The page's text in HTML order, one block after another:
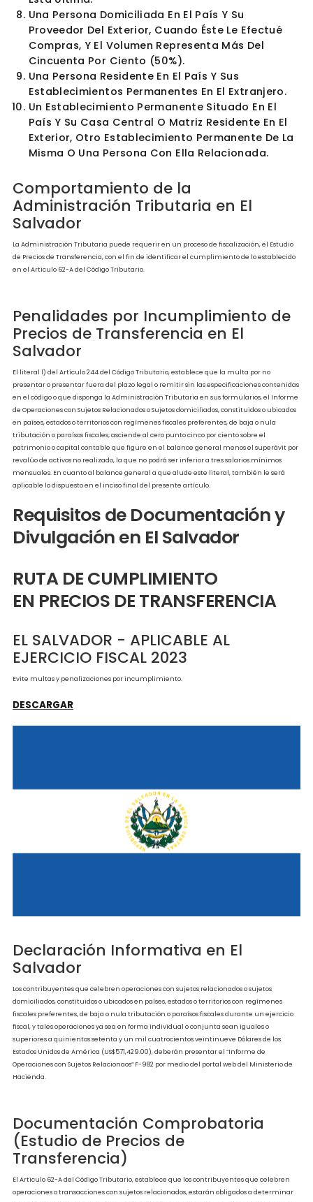
Contrato De Asociación En Participación,
Cuando Alguno De Los Contratantes O
Asociados Participe Directa O Indirectamente
Más Del 25% Por Ciento En El Resultado O
Utilidad Del Contrato O De Las Actividades
Derivadas De La Asociación.
Una Persona Domiciliada En El País Y Un
Distribuidor O Ente Exclusivo De La Misma
Residente En El Extranjero.
El País De Una Entidad Domiciliada En El
Ésta Última.
Una Persona Domiciliada En El País Y Su
Proveedor Del Exterior, Cuando Éste Le Efectué
Compras, Y El Volumen Representa Más Del
Cincuenta Por Ciento (50%).
Establecimientos Permanentes En El
Un Establecimiento Permanente Situado En El
País Y Su Casa Central O Matriz Residente En
Exterior, Otro Establecimiento Permanente De
Misma O Una Persona Con Ella Relacionada.
Comportamiento de la
Administración Tributaria en El
Salvador
en el Articulo 62-A del Código Tributario.
Precios de Transferencia en El
Salvador
presentar o presentar fuera del plazo legal o remitir sin las especificaciones
en el código o que disponga la Administración Tributaria en sus formularios, el
de Operaciones con Sujetos Relacionados o Sujetos domiciliados, constituidos o
en países, estados o territorios con regímenes fiscales preferentes, de baja o nula
patrimonio o capital contable que figure en el balance general menos el
Divulgación en El Salvador
RUTA DE CUMPLIMIENTO
EL SALVADOR - APLICABLE AL
EJERCICIO FISCAL 2023
Evite multas y penalizaciones por incumplimiento.
DESCARGAR